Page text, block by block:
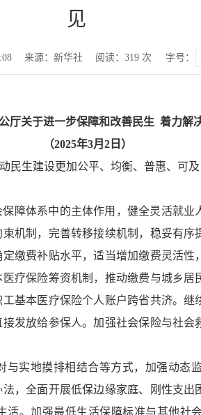
见
来源：新华社 阅读： 319 次 字号：
厅关于进一步保障和改善民生 着力解
（2025年3月2日）
生建设更加公平、均衡、普惠、可
障体系中的主体作用，健全灵活就
机制，完善转移接续机制，稳妥有
缴费补贴水平，适当增加缴费灵活
疗保险筹资机制，推动缴费与城乡
基本医疗保险个人账户跨省共济。
发放给参保人。加强社会保险与社
与实地摸排相结合等方式，加强动态
，全面开展低保边缘家庭、刚性支出
。加强最低生活保障标准与其他社